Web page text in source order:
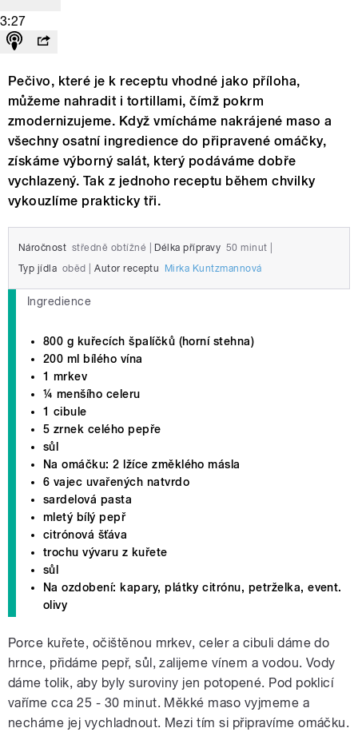
3:27
Pečivo, které je k receptu vhodné jako příloha,
můžeme nahradit i tortillami, čímž pokrm
zmodernizujeme. Když vmícháme nakrájené maso a
všechny osatní ingredience do připravené omáčky,
získáme výborný salát, který podáváme dobře
vychlazený. Tak z jednoho receptu během chvilky
vykouzlíme prakticky tři.
Náročnost středně obtížné Délka přípravy 50 minut
Typ jídla oběd Autor receptu Mirka Kuntzmannová
Ingredience
800 g kuřecích špalíčků (horní stehna)
200 ml bílého vína
1 mrkev
¼ menšího celeru
1 cibule
5 zrnek celého pepře
sůl
Na omáčku: 2 lžíce změklého másla
6 vajec uvařených natvrdo
sardelová pasta
mletý bílý pepř
citrónová šťáva
trochu vývaru z kuřete
sůl
Na ozdobení: kapary, plátky citrónu, petrželka, event.
olivy
Porce kuřete, očištěnou mrkev, celer a cibuli dáme do
hrnce, přidáme pepř, sůl, zalijeme vínem a vodou. Vody
dáme tolik, aby byly suroviny jen potopené. Pod poklicí
vaříme cca 25 - 30 minut. Měkké maso vyjmeme a
necháme jej vychladnout. Mezi tím si připravíme omáčku.